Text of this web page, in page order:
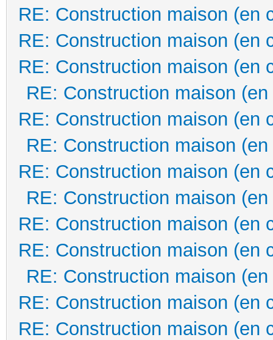
RE: Construction maison (en
RE: Construction maison (en
RE: Construction maison (en
RE: Construction maison
RE: Construction maison (en
RE: Construction maison
RE: Construction maison (en
RE: Construction maison
RE: Construction maison (en
RE: Construction maison (en
RE: Construction maison
RE: Construction maison (en
RE: Construction maison (en